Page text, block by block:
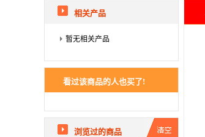
相关产品
暂无相关产品
看过该商品的人也买了!
浏览过的商品